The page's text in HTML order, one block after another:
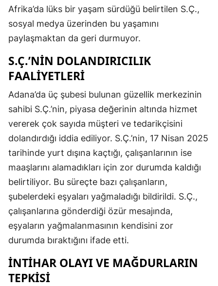
Afrika’da lüks bir yaşam sürdüğü belirtilen S.Ç.,
sosyal medya üzerinden bu yaşamını
paylaşmaktan da geri durmuyor.
S.Ç.’NIN DOLANDIRICILIK
FAALIYETLERI
Adana’da üç şubesi bulunan güzellik merkezinin
sahibi S.Ç.’nin, piyasa değerinin altında hizmet
vererek çok sayıda müşteri ve tedarikçisini
dolandırdığı iddia ediliyor. S.Ç.’nin, 17 Nisan 2025
tarihinde yurt dışına kaçtığı, çalışanlarının ise
maaşlarını alamadıkları için zor durumda kaldığı
belirtiliyor. Bu süreçte bazı çalışanların,
şubelerdeki eşyaları yağmaladığı bildirildi. S.Ç.,
çalışanlarına gönderdiği özür mesajında,
eşyaların yağmalanmasının kendisini zor
durumda bıraktığını ifade etti.
İNTIHAR OLAYI VE MAĞDURLARIN
TEPKISI